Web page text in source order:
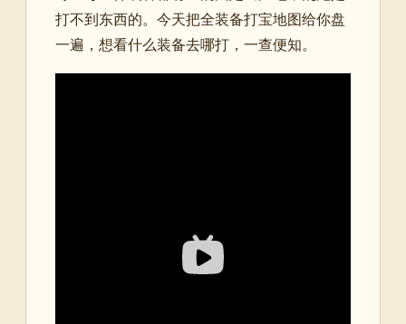
打不到东西的。今天把全装备打宝地图给你盘
一遍，想看什么装备去哪打，一查便知。